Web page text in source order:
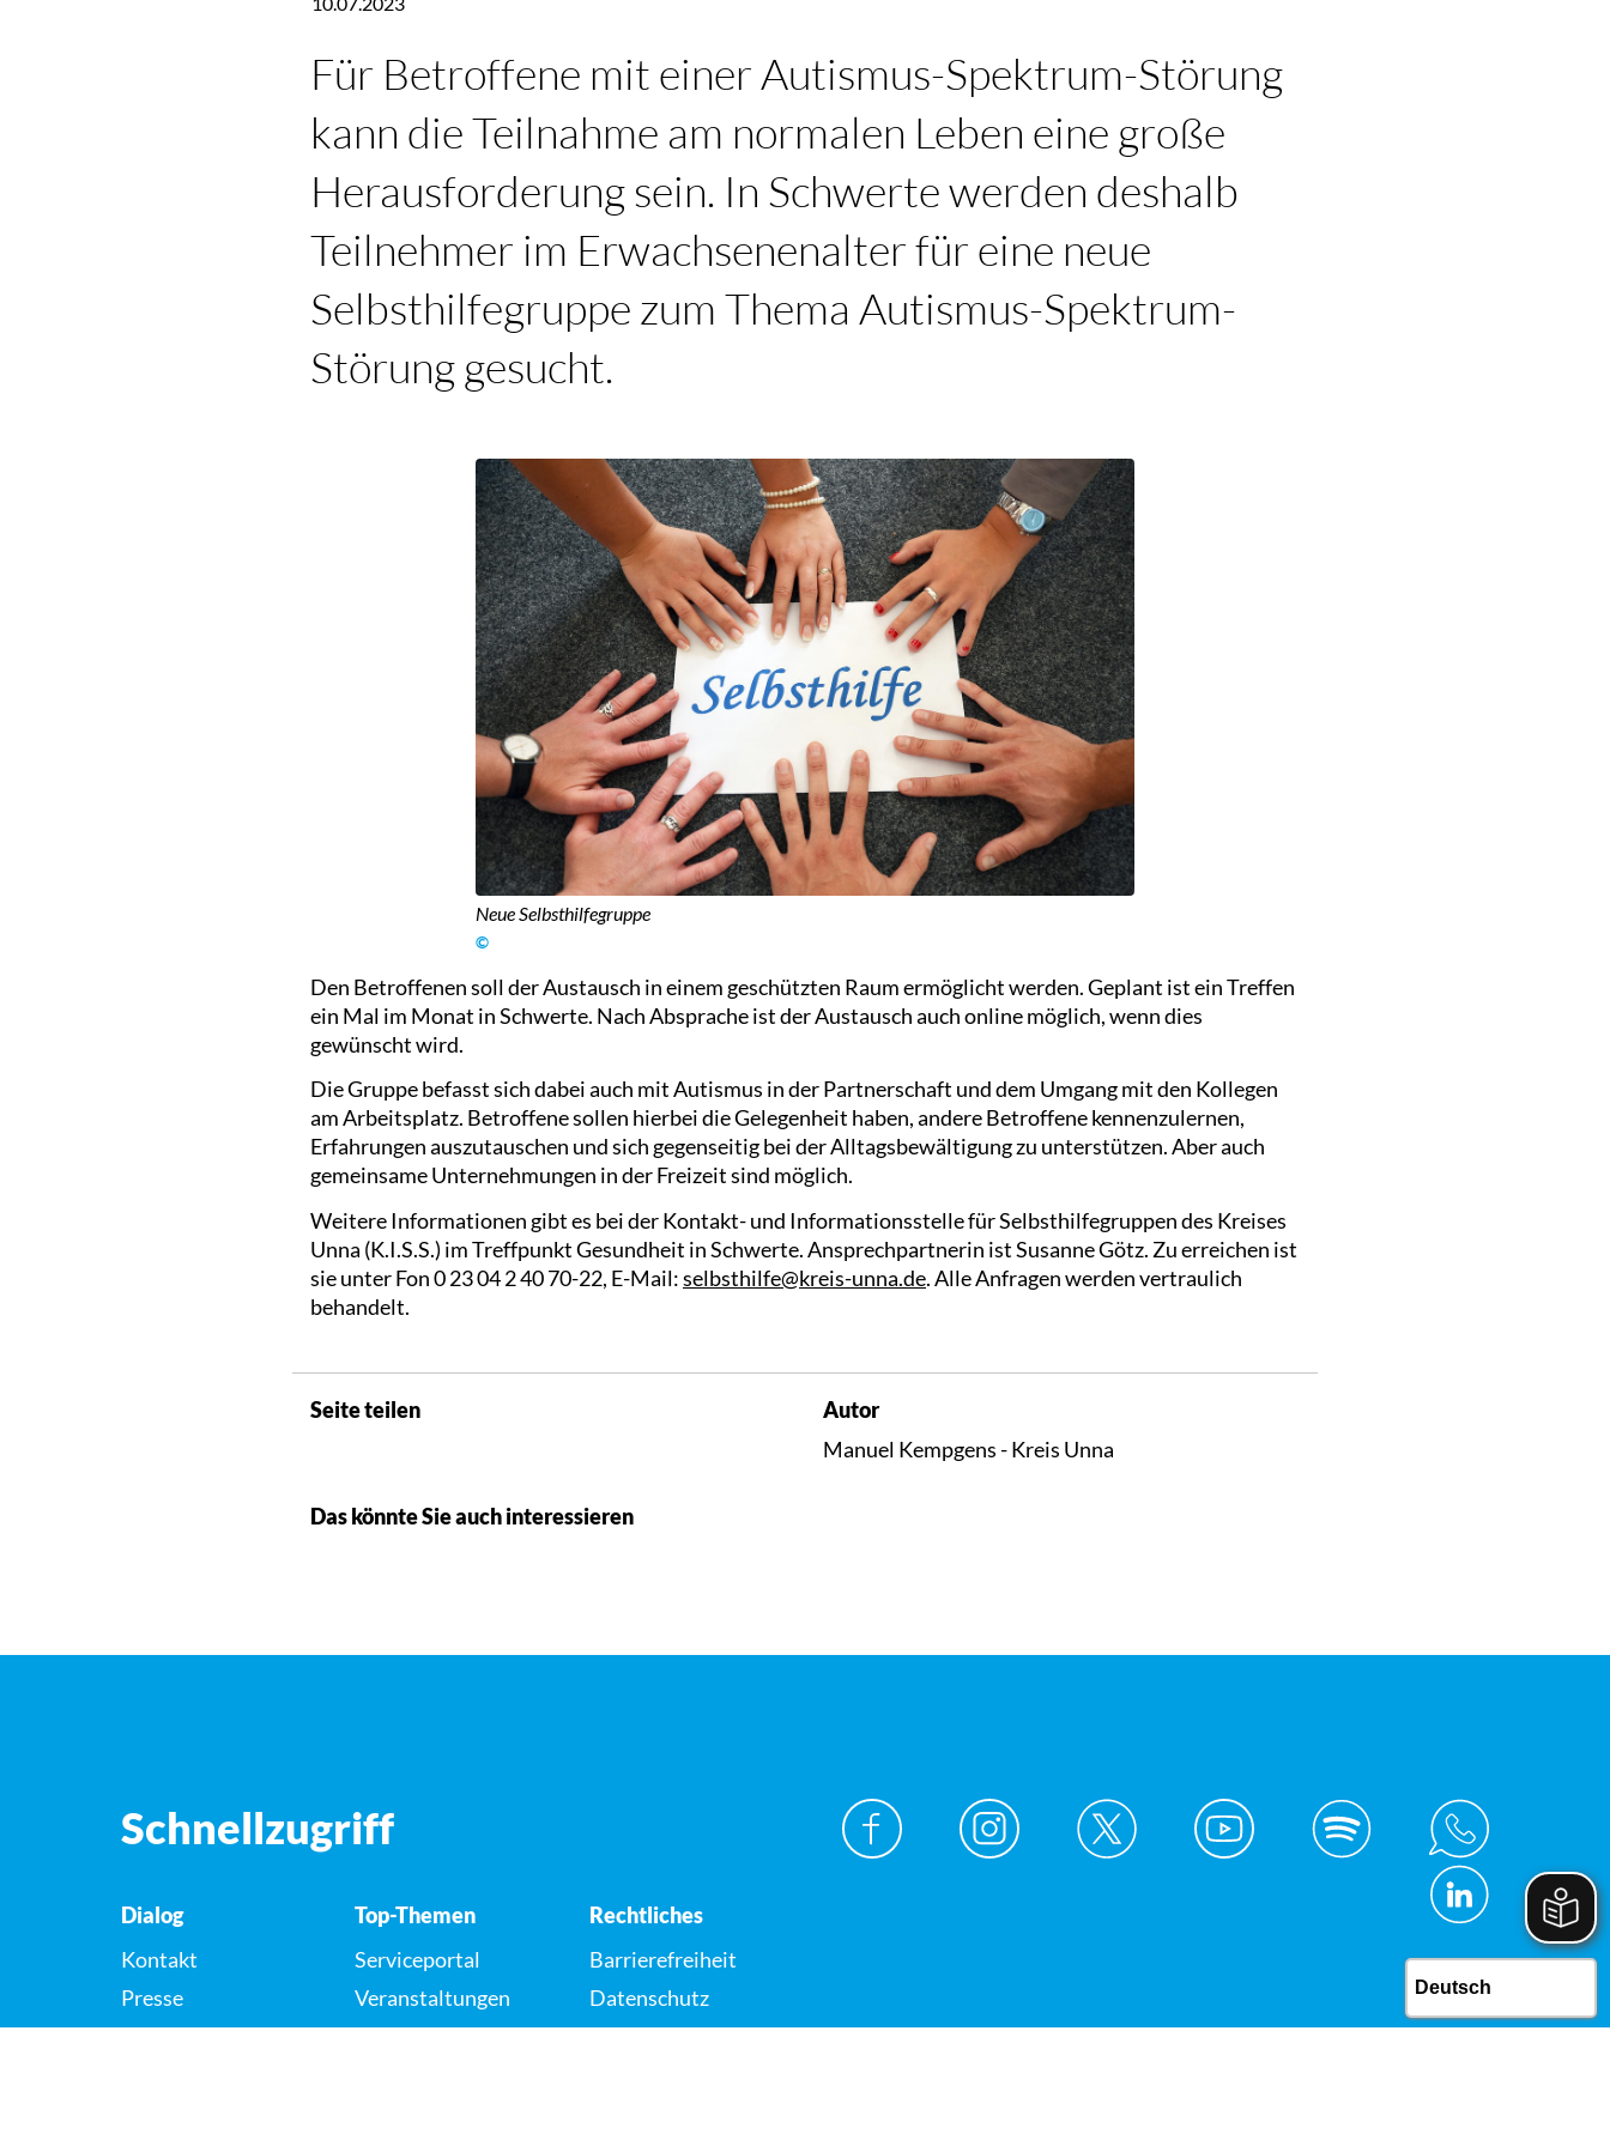
Für Betroffene mit einer Autismus-Spektrum-Störung
kann die Teilnahme am normalen Leben eine große
Herausforderung sein. In Schwerte werden deshalb
Teilnehmer im Erwachsenenalter für eine neue
Selbsthilfegruppe zum Thema Autismus-Spektrum-
Störung gesucht.
Neue Selbsthilfegruppe
©
Den Betroffenen soll der Austausch in einem geschützten Raum ermöglicht werden. Geplant ist ein Treffen
ein Mal im Monat in Schwerte. Nach Absprache ist der Austausch auch online möglich, wenn dies
gewünscht wird.
Die Gruppe befasst sich dabei auch mit Autismus in der Partnerschaft und dem Umgang mit den Kollegen
am Arbeitsplatz. Betroffene sollen hierbei die Gelegenheit haben, andere Betroffene kennenzulernen,
Erfahrungen auszutauschen und sich gegenseitig bei der Alltagsbewältigung zu unterstützen. Aber auch
gemeinsame Unternehmungen in der Freizeit sind möglich.
Weitere Informationen gibt es bei der Kontakt- und Informationsstelle für Selbsthilfegruppen des Kreises
Unna (K.I.S.S.) im Treffpunkt Gesundheit in Schwerte. Ansprechpartnerin ist Susanne Götz. Zu erreichen ist
sie unter Fon 0 23 04 2 40 70-22, E-Mail:selbsthilfe@kreis-unna.de. Alle Anfragen werden vertraulich
behandelt.
Seite teilen
Autor
Manuel Kempgens - Kreis Unna
Das könnte Sie auch interessieren
Schnellzugriff
Dialog
Kontakt
Presse
Top-Themen
Serviceportal
Veranstaltungen
Karriere
Rechtliches
Barrierefreiheit
Datenschutz
Impressum